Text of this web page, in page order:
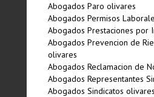
Abogados Paro olivares
Abogados Permisos
Abogados Prestaciones por
Abogados Prevencion de
olivares
Abogados Reclamacion de
Abogados Representantes
Abogados Sindicatos olivares